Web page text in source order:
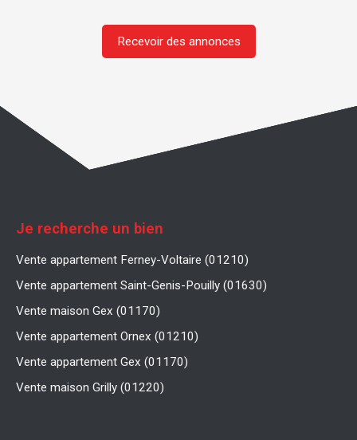
Recevoir des annonces
Je recherche un bien
Vente appartement Ferney-Voltaire (01210)
Vente appartement Saint-Genis-Pouilly (01630)
Vente maison Gex (01170)
Vente appartement Ornex (01210)
Vente appartement Gex (01170)
Vente maison Grilly (01220)